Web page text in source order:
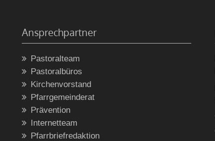
Ansprechpartner
Pastoralteam
Pastoralbüros
Kirchenvorstand
Pfarrgemeinderat
Prävention
Internetteam
Pfarrbriefredaktion